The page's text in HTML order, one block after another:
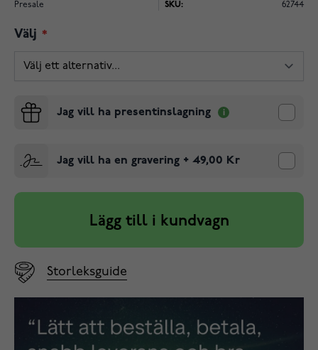
Presale SKU: 62744
Välj
Jag vill ha presentinslagning
Jag vill ha en gravering + 49,00 Kr
Lägg till i kundvagn
Storleksguide